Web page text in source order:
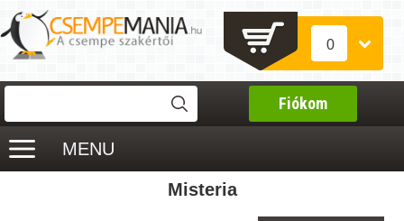
0
Fiókom
MENU
Misteria